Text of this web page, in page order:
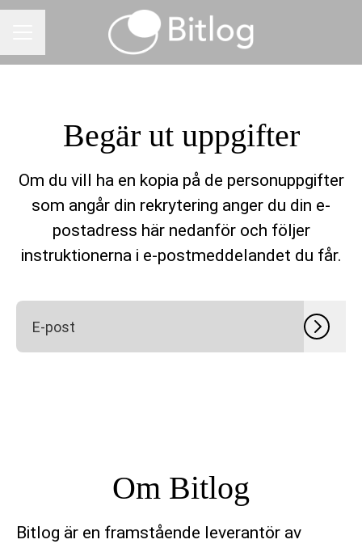
Begär ut uppgifter
Om du vill ha en kopia på de personuppgifter
som angår din rekrytering anger du din e-
postadress här nedanför och följer
instruktionerna i e-postmeddelandet du får.
Om Bitlog
Bitlog är en framstående leverantör av